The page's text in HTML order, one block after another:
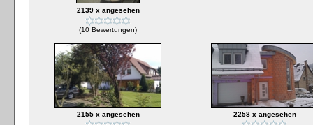
2139 x angesehen
(10 Bewertungen)
2155 x angesehen 2258 x angesehen